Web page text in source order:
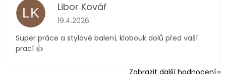
LK Libor Kovář
Hodnocení obchodu je 5 z 5 hvězdiček.
19.4.2026
Super práce a stylové balení, klobouk dolů před vaší
prací 👍